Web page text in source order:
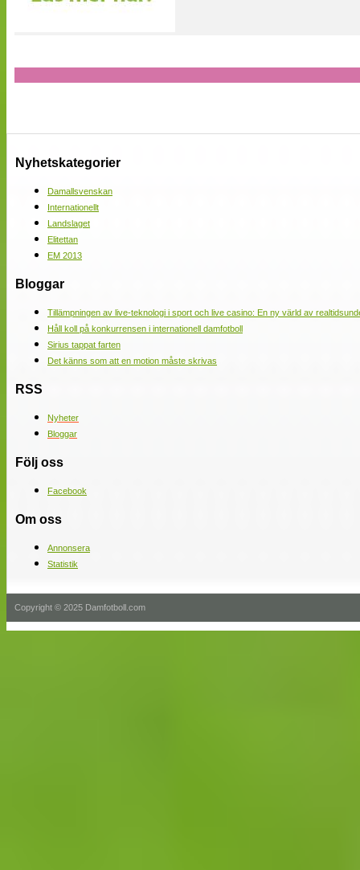
Nyhetskategorier
Damallsvenskan
Internationellt
Landslaget
Elitettan
EM 2013
Bloggar
Tillämpningen av live-teknologi i sport och live casino: En ny värld av
Håll koll på konkurrensen i internationell damfotboll
Sirius tappat farten
Det känns som att en motion måste skrivas
RSS
Nyheter
Bloggar
Följ oss
Facebook
Om oss
Annonsera
Statistik
Copyright © 2025 Damfotboll.com